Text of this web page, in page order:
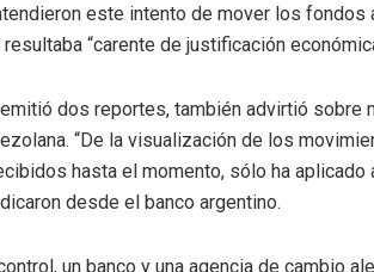
este intento de mover los fondos
“carente de justificación
dos reportes, también advirtió
“De la visualización de los
hasta el momento, sólo ha
desde el banco argentino.
un banco y una agencia de cambio